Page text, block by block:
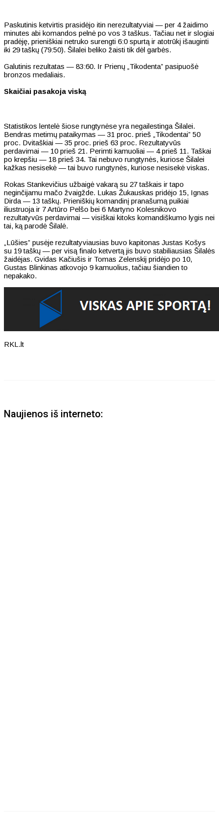
Paskutinis ketvirtis prasidėjo itin nerezultatyviai — per 4 žaidimo
minutes abi komandos pelnė po vos 3 taškus. Tačiau net ir slogiai
pradėję, prieniškiai netruko surengti 6:0 spurtą ir atotrūkį išauginti
iki 29 taškų (79:50). Šilalei beliko žaisti tik dėl garbės.
Galutinis rezultatas — 83:60. Ir Prienų „Tikodenta” pasipuošė
bronzos medaliais.
Skaičiai pasakoja viską
Statistikos lentelė šiose rungtynėse yra negailestinga Šilalei.
Bendras metimų pataikymas — 31 proc. prieš „Tikodentai” 50
proc. Dvitaškiai — 35 proc. prieš 63 proc. Rezultatyvūs
perdavimai — 10 prieš 21. Perimti kamuoliai — 4 prieš 11. Taškai
po krepšiu — 18 prieš 34. Tai nebuvo rungtynės, kuriose Šilalei
kažkas nesisekė — tai buvo rungtynės, kuriose nesisekė viskas.
Rokas Stankevičius užbaigė vakarą su 27 taškais ir tapo
neginčijamu mačo žvaigžde. Lukas Žukauskas pridėjo 15, Ignas
Dirda — 13 taškų. Prieniškių komandinį pranašumą puikiai
iliustruoja ir 7 Artūro Pelšo bei 6 Martyno Kolesnikovo
rezultatyvūs perdavimai — visiškai kitoks komandiškumo lygis nei
tai, ką parodė Šilalė.
„Lūšies” pusėje rezultatyviausias buvo kapitonas Justas Košys
su 19 taškų — per visą finalo ketvertą jis buvo stabiliausias Šilalės
žaidėjas. Gvidas Kačiušis ir Tomas Zelenskij pridėjo po 10,
Gustas Blinkinas atkovojo 9 kamuolius, tačiau šiandien to
nepakako.
RKL.lt
Naujienos iš interneto: